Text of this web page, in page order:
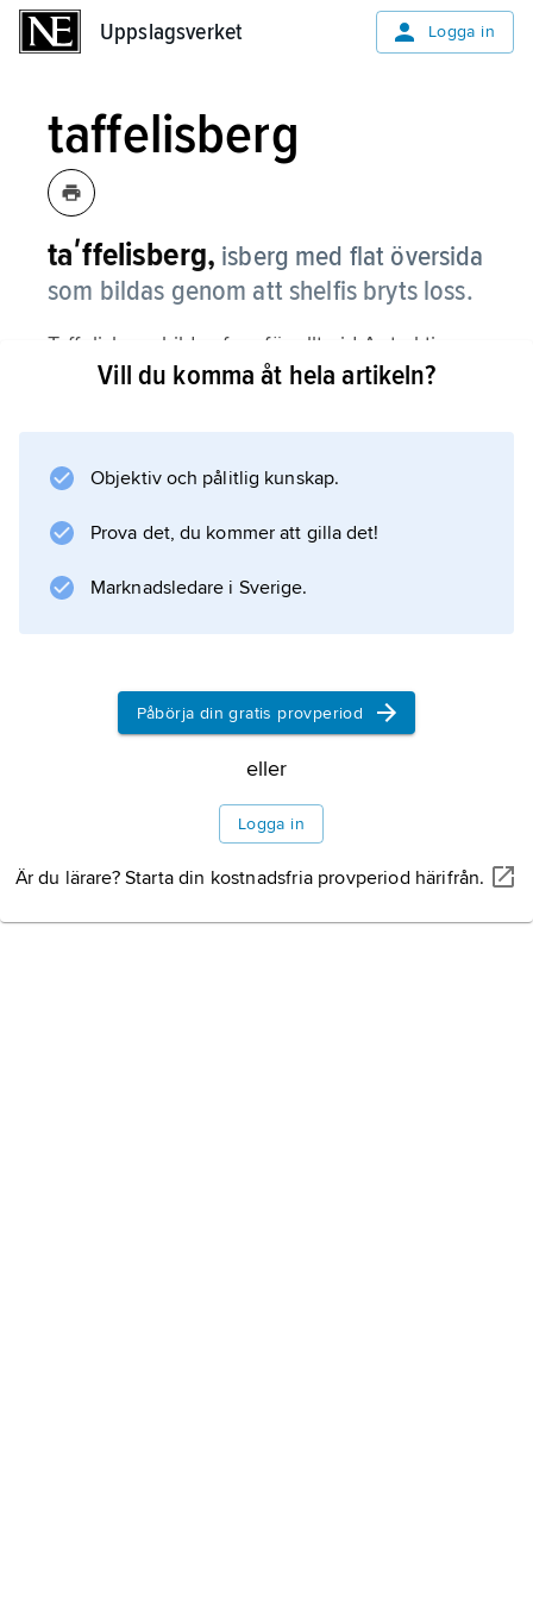
Uppslagsverket Logga in
taffelisberg
taʹffelisberg, isberg med flat översida
som bildas genom att shelfis bryts loss.
Taffelisberg bildas framför allt vid Antarktis
och kan bli mycket stora, flera tusentals km
men når fem till sex gånger så långt ned
under vattenytan. Upp emot 15 % av volymen
kan upptas av gasbubblor.
Vill du komma åt hela artikeln?
Objektiv och pålitlig kunskap.
Prova det, du kommer att gilla det!
Marknadsledare i Sverige.
Påbörja din gratis provperiod
eller
Logga in
Är du lärare? Starta din kostnadsfria provperiod härifrån.